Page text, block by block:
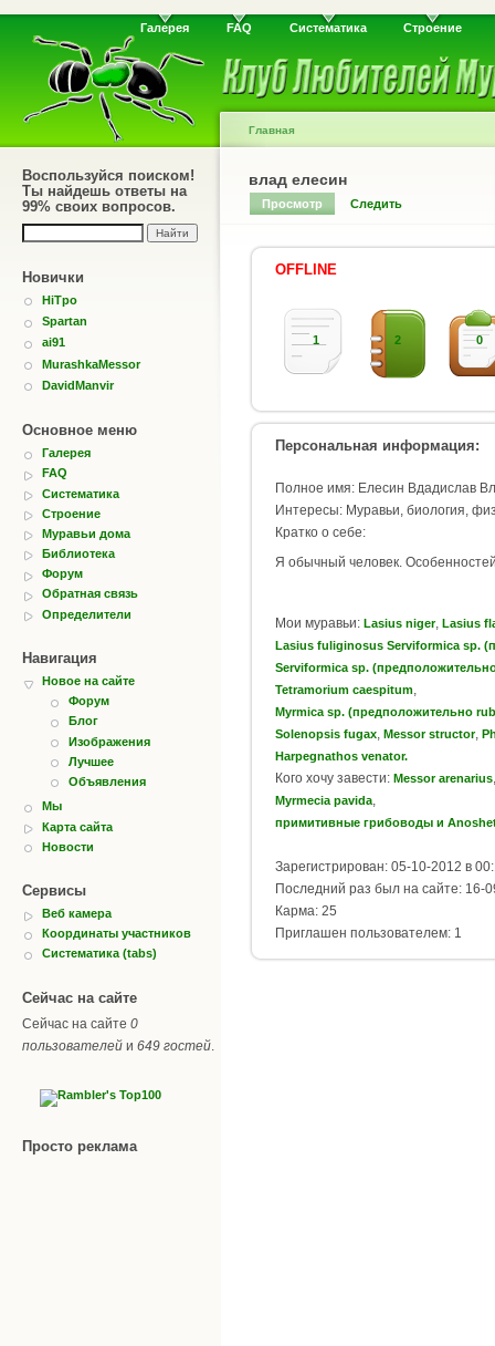
Галерея FAQ Систематика Строение
Воспользуйся поиском!
Ты найдешь ответы на
99% своих вопросов.
Новички
HiTpo
Spartan
ai91
MurashkaMessor
DavidManvir
Основное меню
Галерея
FAQ
Систематика
Строение
Муравьи дома
Библиотека
Форум
Обратная связь
Определители
Навигация
Новое на сайте
Форум
Блог
Изображения
Лучшее
Объявления
Мы
Карта сайта
Новости
Сервисы
Веб камера
Координаты участников
Систематика (tabs)
Сейчас на сайте
Сейчас на сайте 0
пользователей и 649 гостей.
Просто реклама
Главная
влад елесин
Просмотр Следить
OFFLINE
1 2 0
Персональная информация:
Полное имя: Елесин Вдадислав
Интересы: Муравьи, биология,
Кратко о себе:
Я обычный человек.
Мои муравьи: Lasius niger, Lasius
Lasius fuliginosus Serviformica sp.
Serviformica sp.
Tetramorium caespitum
Myrmica sp. (предположительно
Solenopsis fugax Messor structor,
Harpegnathos venator.
Кого хочу завести: Messor arenarius
Myrmecia pavida
примитивные грибоводы и
Зарегистрирован: 05-10-2012 в
Последний раз был на сайте: 16-
Карма: 25
Приглашен пользователем: 1